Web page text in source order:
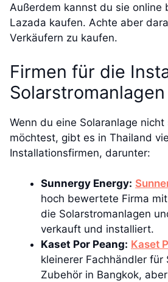
Außerdem kannst du sie online
Lazada kaufen. Achte aber
Verkäufern zu kaufen.
Firmen für die
Wenn du eine Solaranlage
möchtest, gibt es in Thailand
Installationsfirmen, darunter:
Sunnergy Energy:
hoch bewertete Firma
die Solarstromanlagen
verkauft und installiert.
Kaset Por Peang: Kaset
kleinerer Fachhändler für
Zubehör in Bangkok,